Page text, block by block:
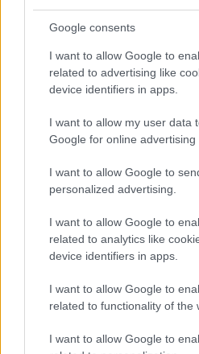
Google consents
I want to allow Google to
related to advertising like
device identifiers in apps.
I want to allow my user data
Google for online advertising
I want to allow Google to
personalized advertising.
I want to allow Google to
related to analytics like
device identifiers in apps.
I want to allow Google to
related to functionality of the
I want to allow Google to
DALOKBÓL SZŐTT
DALSZERZŐ
JJ MEGNYERTE AZ
MELYBEN A BUDAPEST
ELSTARTOLT A